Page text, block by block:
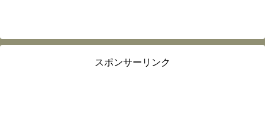
スポンサーリンク